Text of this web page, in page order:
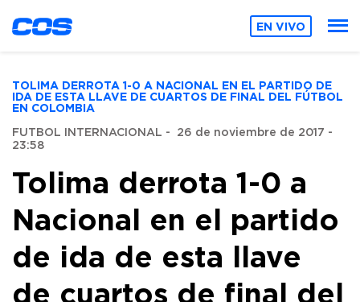
EN VIVO
TOLIMA DERROTA 1-0 A NACIONAL EN EL PARTIDO DE
IDA DE ESTA LLAVE DE CUARTOS DE FINAL DEL FÚTBOL
EN COLOMBIA
FUTBOL INTERNACIONAL - 26 de noviembre de 2017 -
23:58
Tolima derrota 1-0 a
Nacional en el partido
de ida de esta llave
de cuartos de final del